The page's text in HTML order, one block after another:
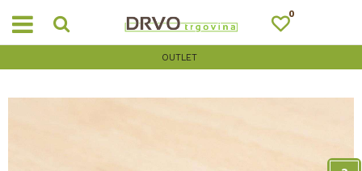
0
OUTLET